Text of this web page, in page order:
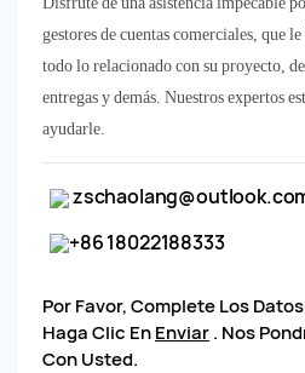
gestores de cuentas comerciales, que
todo lo relacionado con su proyecto,
entregas y demás. Nuestros expertos
ayudarle.
+86 18022188333
Por Favor, Complete Los
Haga Clic EnEnviar. Nos
Con Usted.